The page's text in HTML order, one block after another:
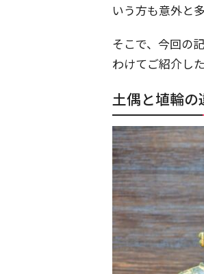
いう方も意外と
そこで、今回の
わけてご紹介し
土偶と埴輪の